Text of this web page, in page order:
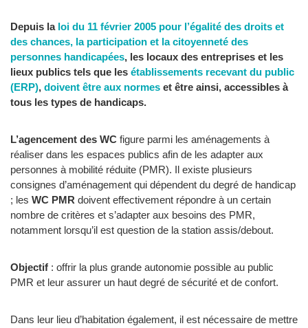
Depuis la loi du 11 février 2005 pour l’égalité des droits et
des chances, la participation et la citoyenneté des
personnes handicapées, les locaux des entreprises et les
lieux publics tels que les établissements recevant du public
(ERP), doivent être aux normes et être ainsi, accessibles à
tous les types de handicaps.
L’agencement des WC figure parmi les aménagements à
réaliser dans les espaces publics afin de les adapter aux
personnes à mobilité réduite (PMR). Il existe plusieurs
consignes d’aménagement qui dépendent du degré de handicap
; les WC PMR doivent effectivement répondre à un certain
nombre de critères et s’adapter aux besoins des PMR,
notamment lorsqu’il est question de la station assis/debout.
Objectif : offrir la plus grande autonomie possible au public
PMR et leur assurer un haut degré de sécurité et de confort.
Dans leur lieu d’habitation également, il est nécessaire de mettre